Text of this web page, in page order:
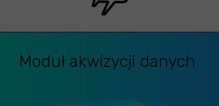
Moduł akwizycji danych